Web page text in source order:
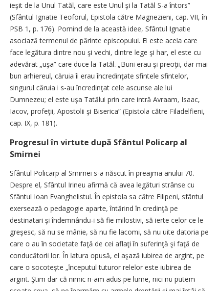
ieşit de la Unul Tatăl, care este Unul şi la Tatăl S-a întors”
(Sfântul Ignatie Teoforul, Epistola către Magnezieni, cap. VII, în
PSB 1, p. 176). Pornind de la această idee, Sfântul Ignatie
asociază termenul de părinte episcopului. El este acela care
face legătura dintre nou şi vechi, dintre lege şi har, el este cu
adevărat „uşa” care duce la Tatăl. „Buni erau şi preoţii, dar mai
bun arhiereul, căruia îi erau încredinţate sfintele sfintelor,
singurul căruia i s-au încredinţat cele ascunse ale lui
Dumnezeu; el este uşa Tatălui prin care intră Avraam, Isaac,
Iacov, profeţii, Apostolii şi Biserica” (Epistola către Filadelfieni,
cap. IX, p. 181).
Progresul în virtute după Sfântul Policarp al
Smirnei
Sfântul Policarp al Smirnei s-a născut în preajma anului 70.
Despre el, Sfântul Irineu afirmă că avea legături strânse cu
Sfântul Ioan Evanghelistul. În epistola sa către Filipeni, sfântul
exersează o pedagogie aparte, întărind în credinţă pe
destinatari şi îndemnându-i să fie milostivi, să ierte celor ce le
greşesc, să nu se mânie, să nu fie lacomi, să nu uite datoria pe
care o au în societate faţă de cei aflaţi în suferinţă şi faţă de
conducătorii lor. În latura opusă, el aşază iubirea de argint, pe
care o socoteşte „începutul tuturor relelor este iubirea de
argint. Ştim dar că nimic n-am adus pe lume, nici nu putem